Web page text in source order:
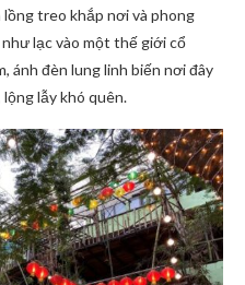
treo khắp nơi và phong
lạc vào một thế giới cổ
ánh đèn lung linh biến nơi đây
lẫy khó quên.